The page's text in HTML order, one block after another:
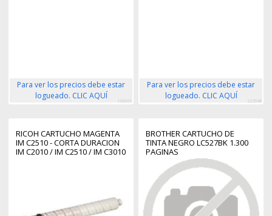
Para ver los precios debe estar
logueado. CLIC AQUÍ
160065
Para ver los precios debe estar
logueado. CLIC AQUÍ
223948
RICOH CARTUCHO MAGENTA
IM C2510 - CORTA DURACION
IM C2010 / IM C2510 / IM C3010
BROTHER CARTUCHO DE
TINTA NEGRO LC527BK 1.300
PAGINAS